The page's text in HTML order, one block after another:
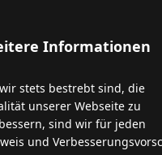
Informationen
stets bestrebt sind, die
unserer Webseite zu
sind wir für jeden
und